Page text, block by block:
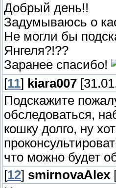
Добрый день!!
Задумываюсь о
Не могли бы
Янгеля?!??
Заранее спасибо!
[11] kiara007
Подскажите
обследоваться,
кошку долго, ну
что можно будет
[12] smirnovaAlex